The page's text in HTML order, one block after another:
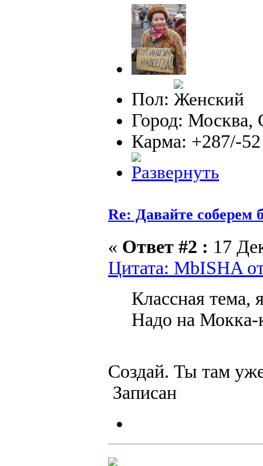
Пол:
Город:
Карма: +287/-52
Re: Давайте
« Ответ #2 : 17
Цитата: MbISHA
Классная тема,
Надо на Мокка-
Создай. Ты там
Записан